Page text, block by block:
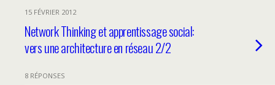
15 FÉVRIER 2012
Network Thinking et apprentissage social:
vers une architecture en réseau 2/2
8 RÉPONSES